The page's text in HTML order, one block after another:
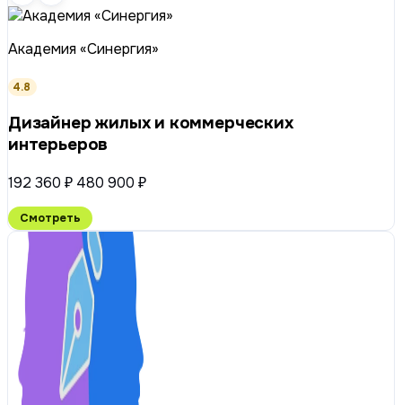
Академия «Синергия»
4.8
Дизайнер жилых и коммерческих
интерьеров
192 360 ₽ 480 900 ₽
Смотреть